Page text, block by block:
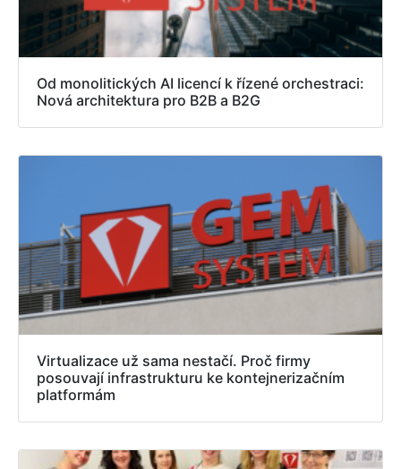
Od monolitických AI licencí k řízené orchestraci:
Nová architektura pro B2B a B2G
Virtualizace už sama nestačí. Proč firmy
posouvají infrastrukturu ke kontejnerizačním
platformám